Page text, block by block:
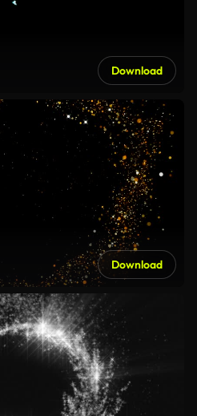
Download
Download